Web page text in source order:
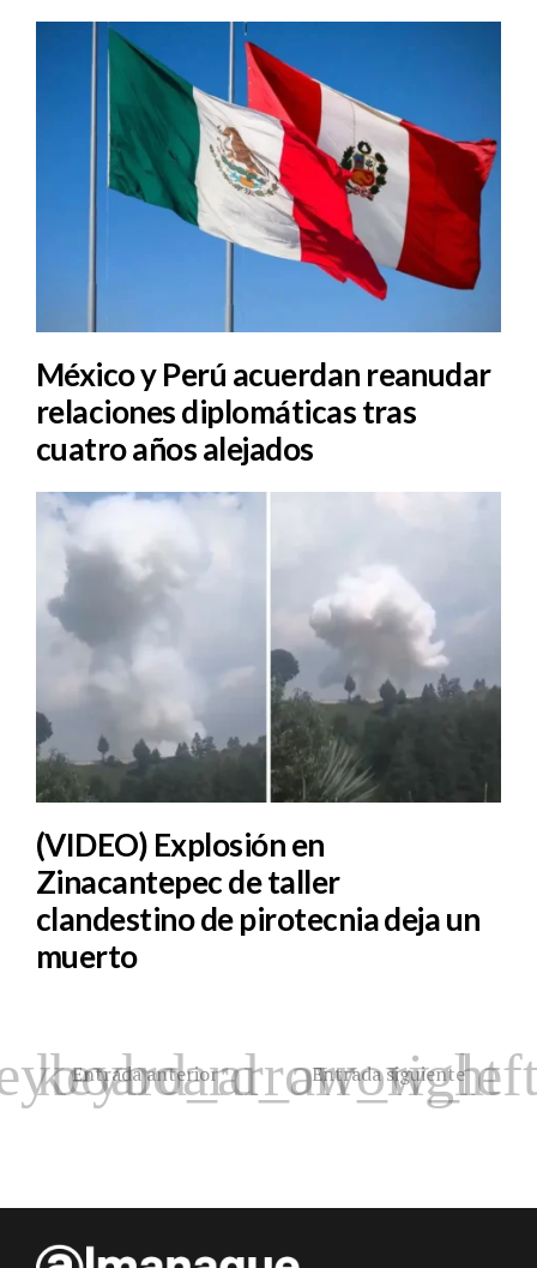
México y Perú acuerdan reanudar
relaciones diplomáticas tras
cuatro años alejados
(VIDEO) Explosión en
Zinacantepec de taller
clandestino de pirotecnia deja un
muerto
Entrada anterior Entrada siguiente